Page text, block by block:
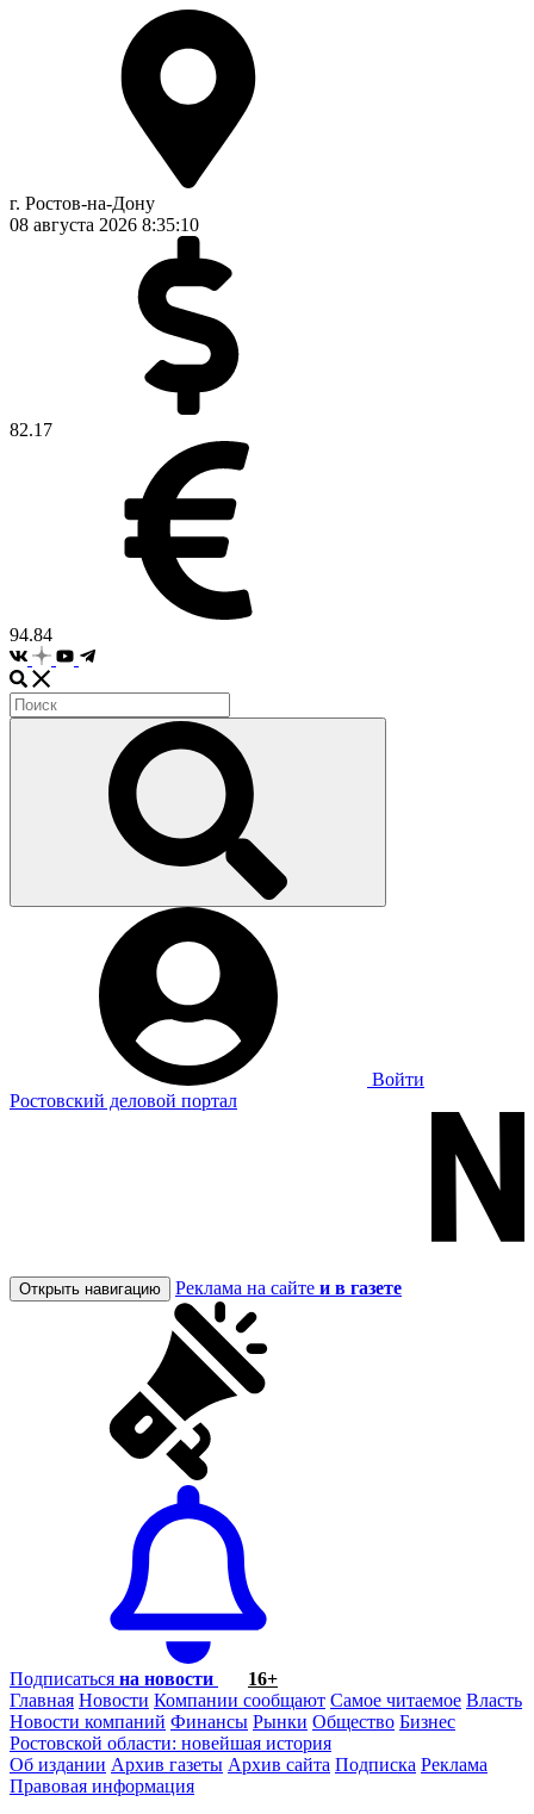
г. Ростов-на-Дону
08 августа 2026 8:35:11
82.17
94.84
Войти
Ростовский деловой портал
Открыть навигацию Реклама на сайте и в газете
Подписаться на новости
16+
Главная Новости Компании сообщают Самое читаемое Власть
Новости компаний Финансы Рынки Общество Бизнес
Ростовской области: новейшая история
Об издании Архив газеты Архив сайта Подписка Реклама
Правовая информация